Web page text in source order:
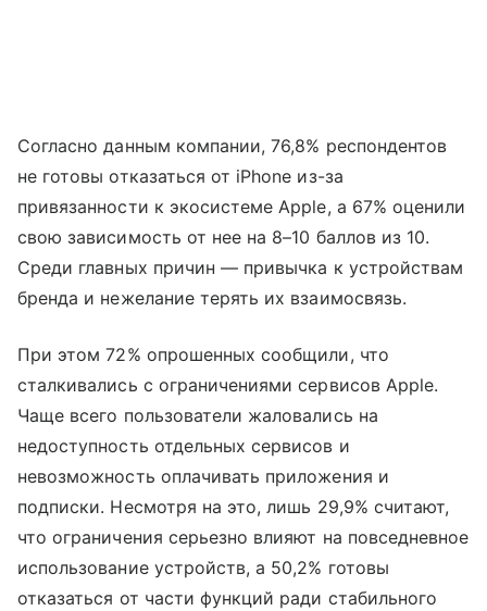
Согласно данным компании, 76,8% респондентов
не готовы отказаться от iPhone из-за
привязанности к экосистеме Apple, а 67% оценили
свою зависимость от нее на 8–10 баллов из 10.
Среди главных причин — привычка к устройствам
бренда и нежелание терять их взаимосвязь.
При этом 72% опрошенных сообщили, что
сталкивались с ограничениями сервисов Apple.
Чаще всего пользователи жаловались на
недоступность отдельных сервисов и
невозможность оплачивать приложения и
подписки. Несмотря на это, лишь 29,9% считают,
что ограничения серьезно влияют на повседневное
использование устройств, а 50,2% готовы
отказаться от части функций ради стабильного